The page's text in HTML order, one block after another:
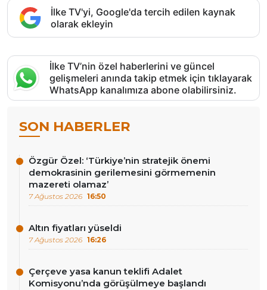
İlke TV'yi, Google'da tercih edilen kaynak
olarak ekleyin
İlke TV’nin özel haberlerini ve güncel
gelişmeleri anında takip etmek için tıklayarak
WhatsApp kanalımıza abone olabilirsiniz.
SON HABERLER
Özgür Özel: ‘Türkiye’nin stratejik önemi
demokrasinin gerilemesini görmemenin
mazereti olamaz’
7 Ağustos 2026 16:50
Altın fiyatları yüseldi
7 Ağustos 2026 16:26
Çerçeve yasa kanun teklifi Adalet
Komisyonu’nda görüşülmeye başlandı